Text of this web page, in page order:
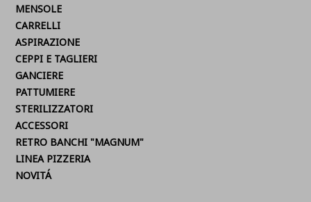
MENSOLE
CARRELLI
ASPIRAZIONE
CEPPI E TAGLIERI
GANCIERE
PATTUMIERE
STERILIZZATORI
ACCESSORI
RETRO BANCHI "MAGNUM"
LINEA PIZZERIA
NOVITÁ